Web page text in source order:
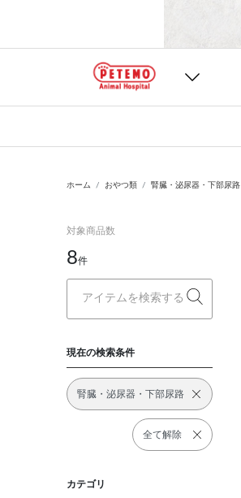
ホーム おやつ類 腎臓・泌尿器・下部尿路
対象商品数
8件
現在の検索条件
腎臓・泌尿器・下部尿路
全て解除
カテゴリ